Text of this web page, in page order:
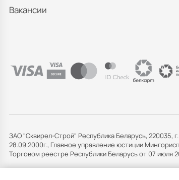
Вакансии
ЗАО "Сквирел-Строй" Республика Беларусь, 220035,
28.09.2000г., Главное управление юстиции
Торговом реестре Республики Беларусь от 07 июля